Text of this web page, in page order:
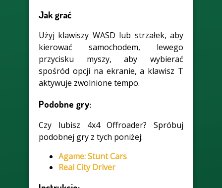
Jak grać
Użyj klawiszy WASD lub strzałek, aby
kierować samochodem, lewego
przycisku myszy, aby wybierać
spośród opcji na ekranie, a klawisz T
aktywuje zwolnione tempo.
Podobne gry:
Czy lubisz 4x4 Offroader? Spróbuj
podobnej gry z tych poniżej:
Agame: Stunt Cars
Real City Driver